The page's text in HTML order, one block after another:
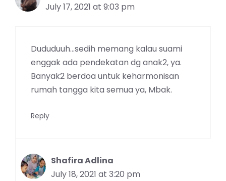
July 17, 2021 at 9:03 pm
Dududuuh…sedih memang kalau suami
enggak ada pendekatan dg anak2, ya.
Banyak2 berdoa untuk keharmonisan
rumah tangga kita semua ya, Mbak.
Reply
Shafira Adlina
July 18, 2021 at 3:20 pm